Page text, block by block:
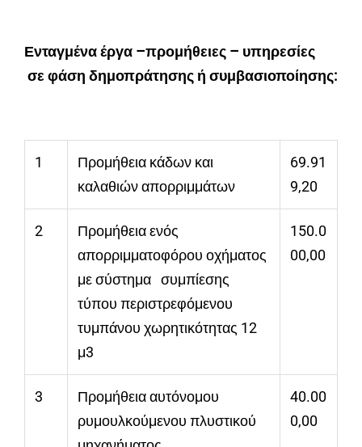
Ενταγμένα έργα –προμήθειες – υπηρεσίες
σε φάση δημοπράτησης ή συμβασιοποίησης:
1
Προμήθεια κάδων και
καλαθιών απορριμμάτων
69.91
9,20
2
Προμήθεια ενός
απορριμματοφόρου οχήματος
με σύστημα συμπίεσης
τύπου περιστρεφόμενου
τυμπάνου χωρητικότητας 12
μ3
150.0
00,00
3
Προμήθεια αυτόνομου
ρυμουλκούμενου πλυστικού
40.00
0,00